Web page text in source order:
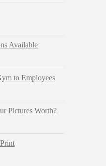
Available
to Employees
Pictures Worth?